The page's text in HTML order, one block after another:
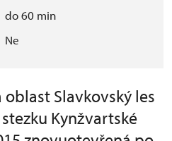
do 60 min
Ne
Slavkovský les
Kynžvartské